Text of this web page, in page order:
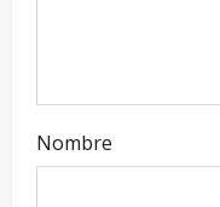
Nombre